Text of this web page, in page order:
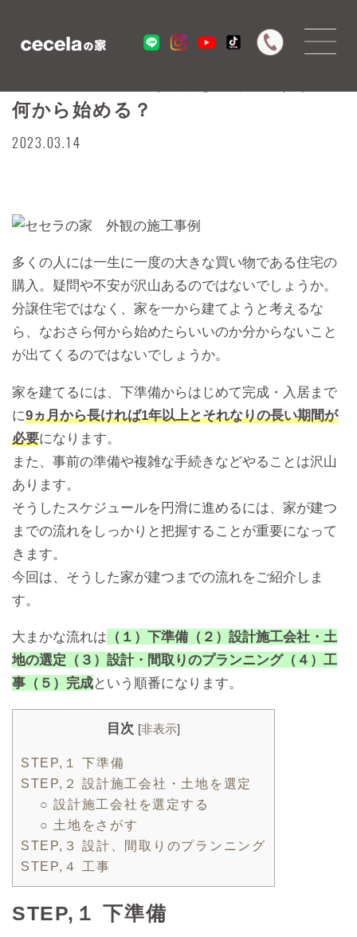
何から始める？
2023.03.14
多くの人には一生に一度の大きな買い物である住宅の
購入。疑問や不安が沢山あるのではないでしょうか。
分譲住宅ではなく、家を一から建てようと考えるな
ら、なおさら何から始めたらいいのか分からないこと
が出てくるのではないでしょうか。
家を建てるには、下準備からはじめて完成・入居まで
に9ヵ月から長ければ1年以上とそれなりの長い期間が
必要になります。
また、事前の準備や複雑な手続きなどやることは沢山
あります。
そうしたスケジュールを円滑に進めるには、家が建つ
までの流れをしっかりと把握することが重要になって
きます。
今回は、そうした家が建つまでの流れをご紹介しま
す。
大まかな流れは （１）下準備（２）設計施工会社・土
地の選定（３）設計・間取りのプランニング（４）工
事（５）完成という順番になります。
目次 [非表示]
STEP,１ 下準備
STEP,２ 設計施工会社・土地を選定
○ 設計施工会社を選定する
○ 土地をさがす
STEP,３ 設計、間取りのプランニング
STEP,４ 工事
STEP,１ 下準備